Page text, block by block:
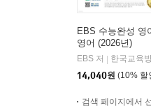
EBS 수능완성 영
영어 (2026년)
EBS 저
한국교육방송
14,040원 (10% 할
검색 페이지에서